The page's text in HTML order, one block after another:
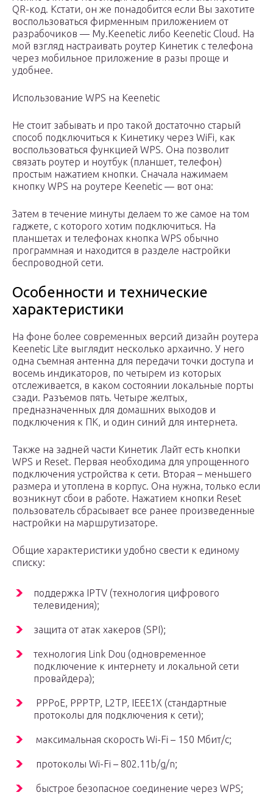
QR-код. Кстати, он же понадобится если Вы захотите
воспользоваться фирменным приложением от
разрабочиков — My.Keenetic либо Keenetic Cloud. На
мой взгляд настраивать роутер Кинетик с телефона
через мобильное приложение в разы проще и
удобнее.
Использование WPS на Keenetic
Не стоит забывать и про такой достаточно старый
способ подключиться к Кинетику через WiFi, как
воспользоваться функцией WPS. Она позволит
связать роутер и ноутбук (планшет, телефон)
простым нажатием кнопки. Сначала нажимаем
кнопку WPS на роутере Keenetic — вот она:
Затем в течение минуты делаем то же самое на том
гаджете, с которого хотим подключиться. На
планшетах и телефонах кнопка WPS обычно
программная и находится в разделе настройки
беспроводной сети.
Особенности и технические
характеристики
На фоне более современных версий дизайн роутера
Keenetic Lite выглядит несколько архаично. У него
одна съемная антенна для передачи точки доступа и
восемь индикаторов, по четырем из которых
отслеживается, в каком состоянии локальные порты
сзади. Разъемов пять. Четыре желтых,
предназначенных для домашних выходов и
подключения к ПК, и один синий для интернета.
Также на задней части Кинетик Лайт есть кнопки
WPS и Reset. Первая необходима для упрощенного
подключения устройства к сети. Вторая – меньшего
размера и утоплена в корпус. Она нужна, только если
возникнут сбои в работе. Нажатием кнопки Reset
пользователь сбрасывает все ранее произведенные
настройки на маршрутизаторе.
Общие характеристики удобно свести к единому
списку:
поддержка IPTV (технология цифрового
телевидения);
защита от атак хакеров (SPI);
технология Link Dou (одновременное
подключение к интернету и локальной сети
провайдера);
PPPoE, PPPTP, L2TP, IEEE1X (стандартные
протоколы для подключения к сети);
максимальная скорость Wi-Fi – 150 Мбит/с;
протоколы Wi-Fi – 802.11b/g/n;
быстрое безопасное соединение через WPS;